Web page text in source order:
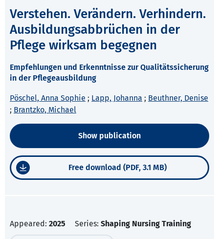
Verstehen. Verändern. Verhindern.
Ausbildungsabbrüchen in der
Pflege wirksam begegnen
Empfehlungen und Erkenntnisse zur Qualitätssicherung
in der Pflegeausbildung
Pöschel, Anna Sophie ; Lapp, Johanna ; Beuthner, Denise
; Brantzko, Michael
Show publication
Free download (PDF, 3.1 MB)
Appeared: 2025 Series: Shaping Nursing Training